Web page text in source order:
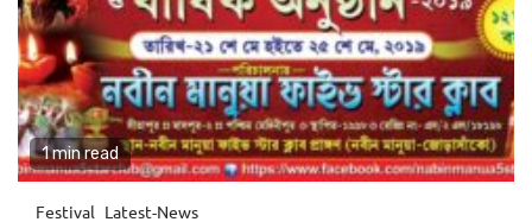
1 min read
Festival Latest-News